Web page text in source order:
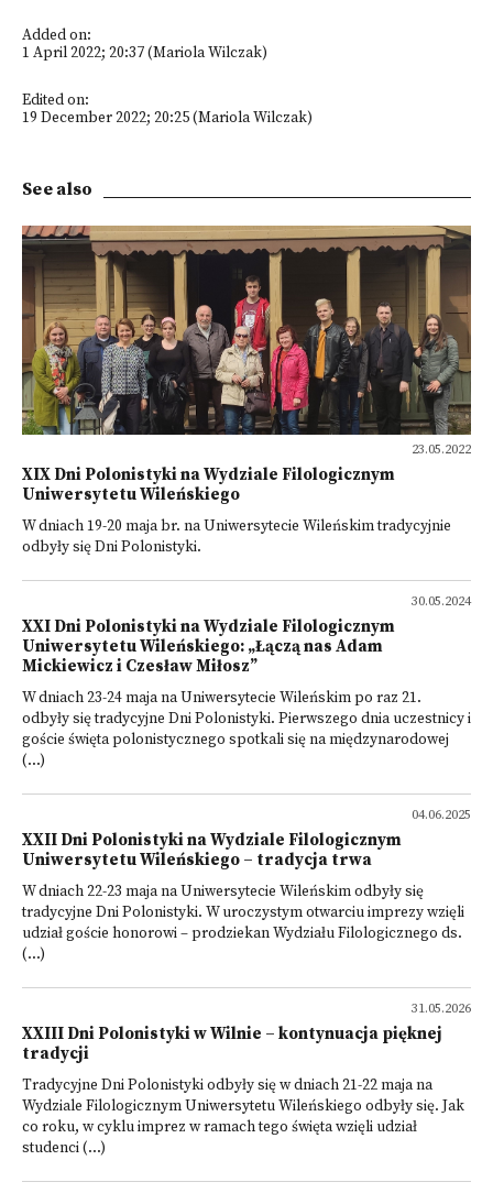
Added on:
1 April 2022; 20:37 (Mariola Wilczak)
Edited on:
19 December 2022; 20:25 (Mariola Wilczak)
See also
23.05.2022
XIX Dni Polonistyki na Wydziale Filologicznym
Uniwersytetu Wileńskiego
W dniach 19-20 maja br. na Uniwersytecie Wileńskim tradycyjnie
odbyły się Dni Polonistyki.
30.05.2024
XXI Dni Polonistyki na Wydziale Filologicznym
Uniwersytetu Wileńskiego: „Łączą nas Adam
Mickiewicz i Czesław Miłosz”
W dniach 23-24 maja na Uniwersytecie Wileńskim po raz 21.
odbyły się tradycyjne Dni Polonistyki. Pierwszego dnia uczestnicy i
goście święta polonistycznego spotkali się na międzynarodowej
(...)
04.06.2025
XXII Dni Polonistyki na Wydziale Filologicznym
Uniwersytetu Wileńskiego – tradycja trwa
W dniach 22-23 maja na Uniwersytecie Wileńskim odbyły się
tradycyjne Dni Polonistyki. W uroczystym otwarciu imprezy wzięli
udział goście honorowi – prodziekan Wydziału Filologicznego ds.
(...)
31.05.2026
XXIII Dni Polonistyki w Wilnie – kontynuacja pięknej
tradycji
Tradycyjne Dni Polonistyki odbyły się w dniach 21-22 maja na
Wydziale Filologicznym Uniwersytetu Wileńskiego odbyły się. Jak
co roku, w cyklu imprez w ramach tego święta wzięli udział
studenci (...)